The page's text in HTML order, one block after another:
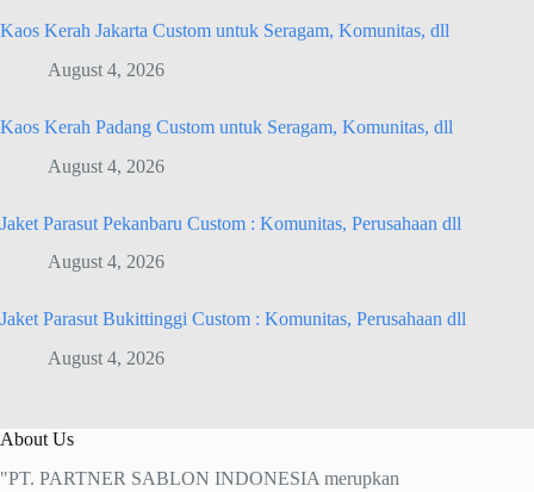
Kaos Kerah Jakarta Custom untuk Seragam, Komunitas, dll
August 4, 2026
Kaos Kerah Padang Custom untuk Seragam, Komunitas, dll
August 4, 2026
Jaket Parasut Pekanbaru Custom : Komunitas, Perusahaan dll
August 4, 2026
Jaket Parasut Bukittinggi Custom : Komunitas, Perusahaan dll
August 4, 2026
About Us
"PT. PARTNER SABLON INDONESIA merupkan